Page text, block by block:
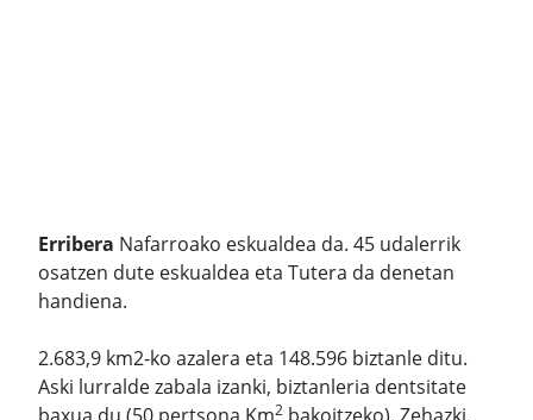
Erribera Nafarroako eskualdea da. 45 udalerrik
osatzen dute eskualdea eta Tutera da denetan
handiena.
2.683,9 km2-ko azalera eta 148.596 biztanle ditu.
Aski lurralde zabala izanki, biztanleria dentsitate
2